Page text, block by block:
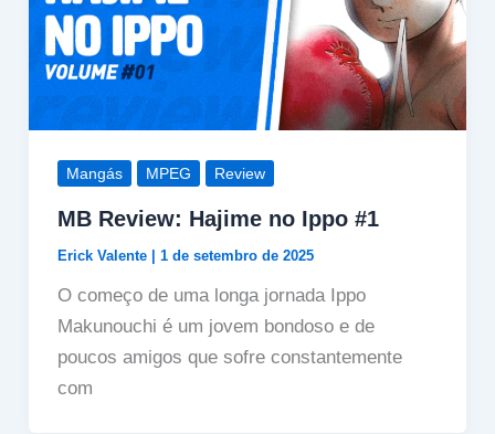
Mangás MPEG Review
MB Review: Hajime no Ippo #1
Erick Valente 1 de setembro de 2025
O começo de uma longa jornada Ippo
Makunouchi é um jovem bondoso e de
poucos amigos que sofre constantemente
com